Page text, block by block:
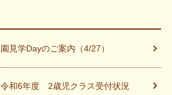
園見学Dayのご案内（4/27）
令和6年度 2歳児クラス受付状況